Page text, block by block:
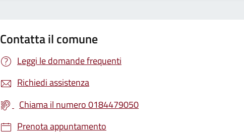
Contatta il comune
Leggi le domande frequenti
Richiedi assistenza
Chiama il numero 0184479050
Prenota appuntamento